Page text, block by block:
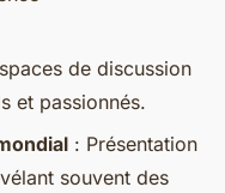
de discussion
et passionnés.
: Présentation
souvent des